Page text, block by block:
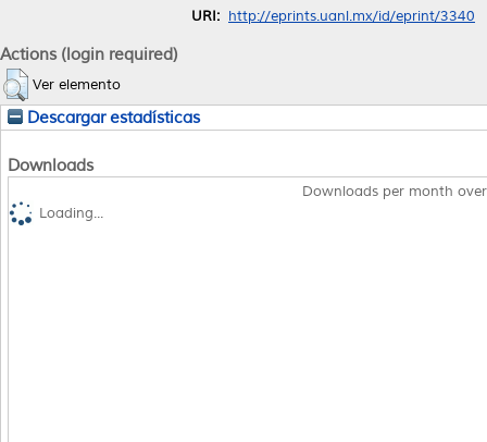
URI: http://eprints.uanl.mx/id/eprint/3340
Actions (login required)
Ver elemento
Descargar estadísticas
Downloads
Downloads per month
Loading...